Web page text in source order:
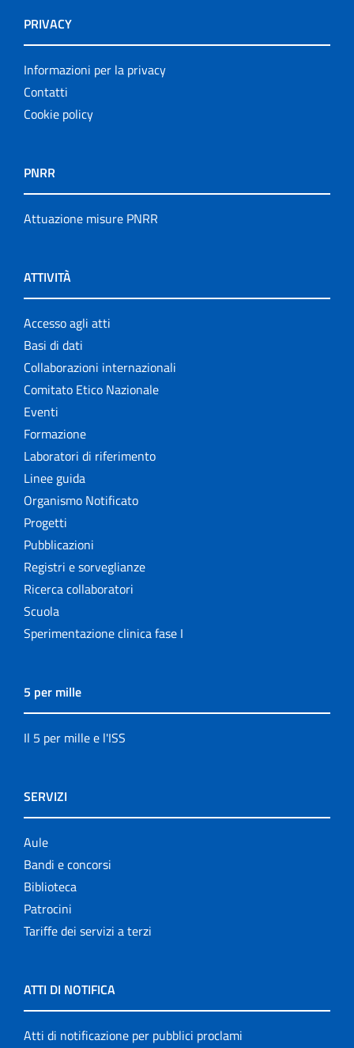
PRIVACY
Informazioni per la privacy
Contatti
Cookie policy
PNRR
Attuazione misure PNRR
ATTIVITÀ
Accesso agli atti
Basi di dati
Collaborazioni internazionali
Comitato Etico Nazionale
Eventi
Formazione
Laboratori di riferimento
Linee guida
Organismo Notificato
Progetti
Pubblicazioni
Registri e sorveglianze
Ricerca collaboratori
Scuola
Sperimentazione clinica fase I
5 per mille
Il 5 per mille e l'ISS
SERVIZI
Aule
Bandi e concorsi
Biblioteca
Patrocini
Tariffe dei servizi a terzi
ATTI DI NOTIFICA
Atti di notificazione per pubblici proclami